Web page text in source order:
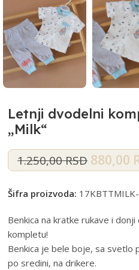
Letnji dvodelni
„Milk“
1.250,00RSD 880,00
Šifra proizvoda:
Benkica na kratke rukave i
kompletu!
Benkica je bele boje, sa svetlo
po sredini, na drikere.